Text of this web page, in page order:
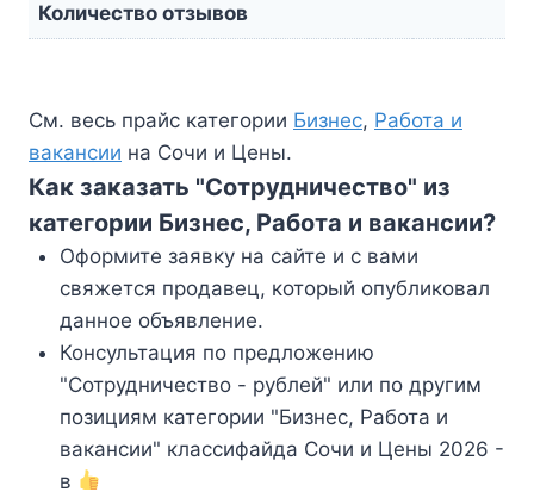
Количество отзывов
См. весь прайс категории Бизнес, Работа и
вакансии на Сочи и Цены.
Как заказать "Сотрудничество" из
категории Бизнес, Работа и вакансии?
Оформите заявку на сайте и с вами
свяжется продавец, который опубликовал
данное объявление.
Консультация по предложению
"Сотрудничество - рублей" или по другим
позициям категории "Бизнес, Работа и
вакансии" классифайда Сочи и Цены 2026 -
в